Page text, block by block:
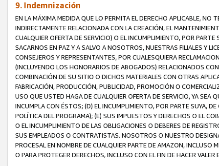
9. Indemnización
EN LA MÁXIMA MEDIDA QUE LO PERMITA EL DERECHO APLICABLE,
INDIRECTAMENTE RELACIONADA CON LA CREACIÓN, EL
CUALQUIER OFERTA DE SERVICIO) O EL INCUMPLIMIENTO, POR
SACARNOS EN PAZ Y A SALVO A NOSOTROS, NUESTRAS FILIALES Y
CONSEJEROS Y REPRESENTANTES, POR CUALESQUIERA
(INCLUYENDO LOS HONORARIOS DE ABOGADOS) RELACIONADOS
COMBINACIÓN DE SU SITIO O DICHOS MATERIALES CON OTRAS
FABRICACIÓN, PRODUCCIÓN, PUBLICIDAD, PROMOCIÓN O
USO QUE USTED HAGA DE CUALQUIER OFERTA DE SERVICIO, YA SEA
INCUMPLA CON ÉSTOS; (D) EL INCUMPLIMIENTO, POR PARTE SUYA,
POLÍTICA DEL PROGRAMA); (E) SUS IMPUESTOS Y DERECHOS O EL
O EL INCUMPLIMIENTO DE LAS OBLIGACIONES O DEBERES DE
SUS EMPLEADOS O CONTRATISTAS. NOSOTROS O NUESTRO
PROCESAL EN NOMBRE DE CUALQUIER PARTE DE AMAZON, INCLUSO
O PARA PROTEGER DERECHOS, INCLUSO CON EL FIN DE HACER VALER